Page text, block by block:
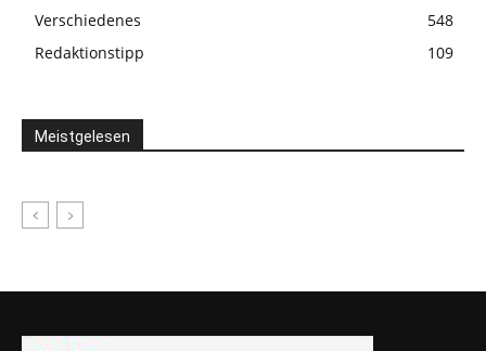
Verschiedenes
548
Redaktionstipp
109
Meistgelesen